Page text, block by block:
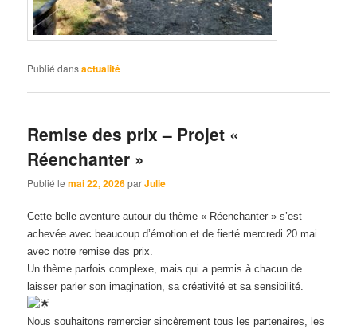
Publié dansactualité
Remise des prix – Projet «
Réenchanter »
Publié lemai 22, 2026parJulie
Cette belle aventure autour du thème « Réenchanter » s’est
achevée avec beaucoup d’émotion et de fierté mercredi 20 mai
avec notre remise des prix.
Un thème parfois complexe, mais qui a permis à chacun de
laisser parler son imagination, sa créativité et sa sensibilité.
Nous souhaitons remercier sincèrement tous les partenaires, les